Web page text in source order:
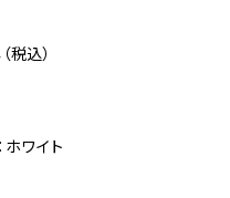
税込）
ホワイト